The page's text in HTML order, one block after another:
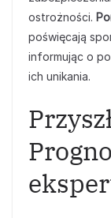
ostrożności.
poświęcają
informując o
ich unikania.